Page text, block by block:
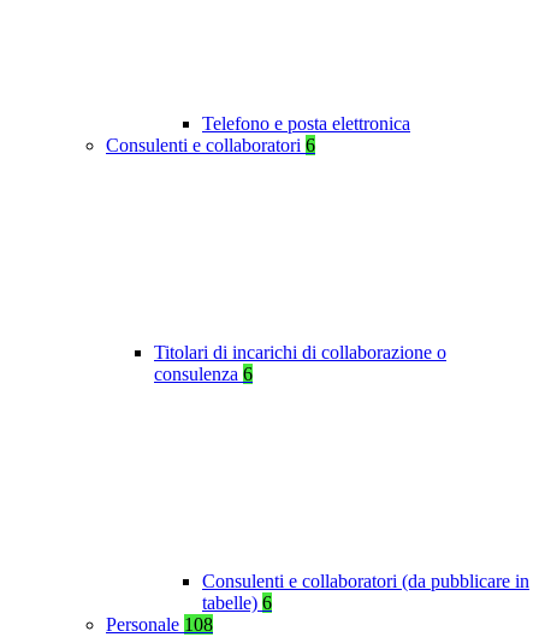
Telefono e posta elettronica
Consulenti e collaboratori 6
Titolari di incarichi di collaborazione o
consulenza 6
Consulenti e collaboratori (da pubblicare in
tabelle) 6
Personale 108